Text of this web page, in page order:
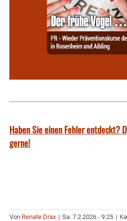
Haben Sie einen Fehler entdeckt?
gerne!
Von Renate Drax | Sa. 7.2.2026 - 9:25 |